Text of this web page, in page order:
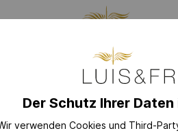
SCHMUCK
Der Schutz Ihrer
verwenden Cookies und Third-